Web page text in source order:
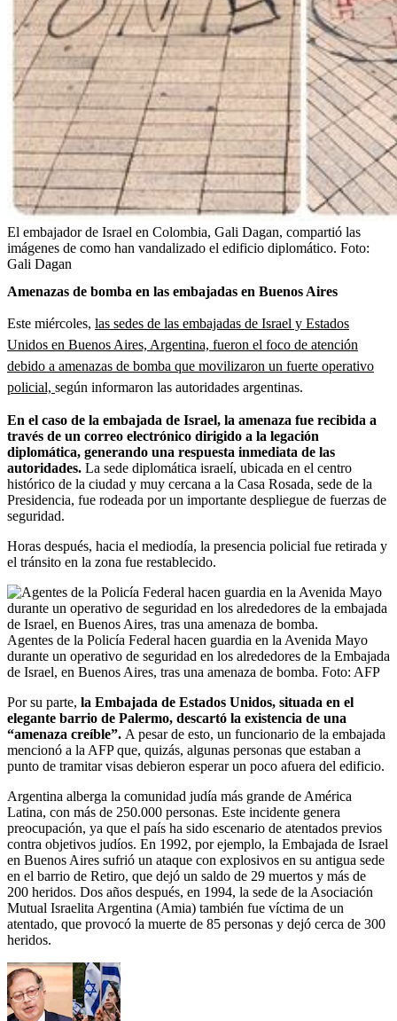
El embajador de Israel en Colombia, Gali Dagan, compartió las
imágenes de como han vandalizado el edificio diplomático. Foto:
Gali Dagan
Amenazas de bomba en las embajadas en Buenos Aires
Este miércoles, las sedes de las embajadas de Israel y Estados
Unidos en Buenos Aires, Argentina, fueron el foco de atención
debido a amenazas de bomba que movilizaron un fuerte operativo
policial, según informaron las autoridades argentinas.
En el caso de la embajada de Israel, la amenaza fue recibida a
través de un correo electrónico dirigido a la legación
diplomática, generando una respuesta inmediata de las
autoridades. La sede diplomática israelí, ubicada en el centro
histórico de la ciudad y muy cercana a la Casa Rosada, sede de la
Presidencia, fue rodeada por un importante despliegue de fuerzas de
seguridad.
Horas después, hacia el mediodía, la presencia policial fue retirada y
el tránsito en la zona fue restablecido.
Agentes de la Policía Federal hacen guardia en la Avenida Mayo
durante un operativo de seguridad en los alrededores de la Embajada
de Israel, en Buenos Aires, tras una amenaza de bomba. Foto: AFP
Por su parte, la Embajada de Estados Unidos, situada en el
elegante barrio de Palermo, descartó la existencia de una
“amenaza creíble”. A pesar de esto, un funcionario de la embajada
mencionó a la AFP que, quizás, algunas personas que estaban a
punto de tramitar visas debieron esperar un poco afuera del edificio.
Argentina alberga la comunidad judía más grande de América
Latina, con más de 250.000 personas. Este incidente genera
preocupación, ya que el país ha sido escenario de atentados previos
contra objetivos judíos. En 1992, por ejemplo, la Embajada de Israel
en Buenos Aires sufrió un ataque con explosivos en su antigua sede
en el barrio de Retiro, que dejó un saldo de 29 muertos y más de
200 heridos. Dos años después, en 1994, la sede de la Asociación
Mutual Israelita Argentina (Amia) también fue víctima de un
atentado, que provocó la muerte de 85 personas y dejó cerca de 300
heridos.